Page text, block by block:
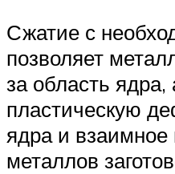
Сжатие с
позволяет
за область
пластическую
ядра и взаимное
металлов